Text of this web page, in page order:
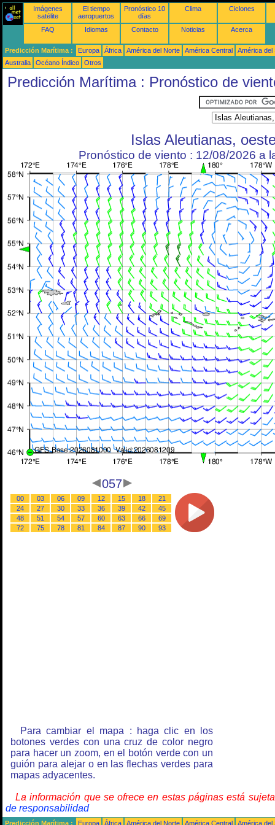
Imágenes
satélite
El tiempo
aeropuertos
Pronóstico 10
días
Clima Ciclones
FAQ Idiomas Contacto Noticias Acerca
Predicción Marítima : Europa África América del Norte América Central
América del
Australia
Océano Índico Otros
Predicción Marítima : Pronóstico de
Islas Aleutianas,
Pronóstico de viento : 12/08/2026 a
057
00 03 06 09 12 15 18
21
24
27 30 33 36 39 42
45
48
51 54 57 60 63 66
69
72
75 78 81 84 87 90 93
Para cambiar el mapa : haga clic en los
botones verdes con una cruz de color negro
para hacer un zoom, en el botón verde con un
guión para alejar o en las flechas verdes para
mapas adyacentes.
La información que se ofrece en estas páginas está
de responsabilidad
Predicción Marítima : Europa África América del Norte América Central
América del